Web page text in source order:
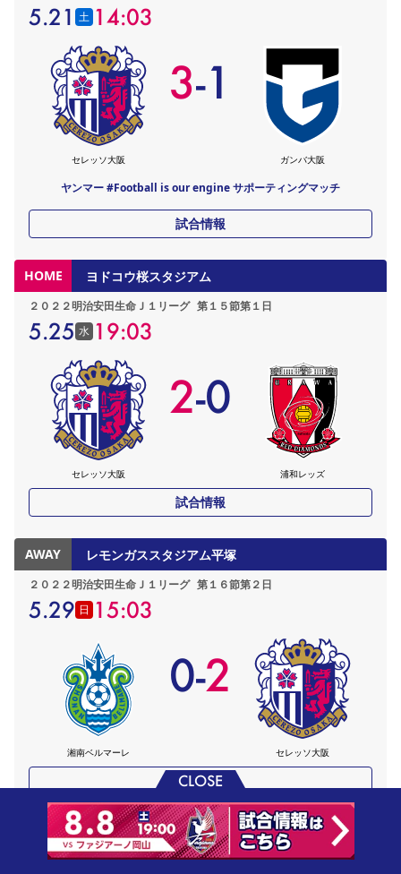
CLOSE
5.21 土 14:03
セレッソ大阪
3-1
ガンバ大阪
ヤンマー #Football is our engine サポーティングマッチ
試合情報
HOME ヨドコウ桜スタジアム
２０２２明治安田生命Ｊ１リーグ 第１５節第１日
5.25 水 19:03
セレッソ大阪
2-0
浦和レッズ
試合情報
AWAY レモンガススタジアム平塚
２０２２明治安田生命Ｊ１リーグ 第１６節第２日
5.29 日 15:03
湘南ベルマーレ
0-2
セレッソ大阪
試合情報
HOME ヨドコウ桜スタジアム
天皇杯JFA全日本サッカー選手権大会 2回戦